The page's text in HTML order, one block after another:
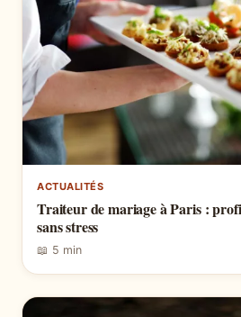
ACTUALITÉS
Traiteur de mariage à Paris :
sans stress
📖 5 min